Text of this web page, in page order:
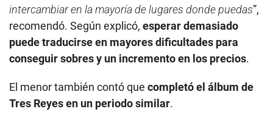
intercambiar en la mayoría de lugares donde puedas”,
recomendó. Según explicó, esperar demasiado
puede traducirse en mayores dificultades para
conseguir sobres y un incremento en los precios.
El menor también contó que completó el álbum de
Tres Reyes en un periodo similar.